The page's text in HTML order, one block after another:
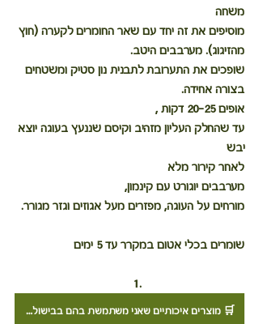
משחה
מוסיפים את זה יחד עם שאר החומרים לקערה (חוץ
מהזיגוג). מערבבים היטב.
שופכים את התערובת לתבנית נון סטיק ומשטחים
בצורה אחידה. ⁣
אופים 20-25 דקות ⁣,
עד שהחלק העליון מזהיב וקיסם שננעץ בעוגה יוצא
יבש
לאחר קירור מלא
מערבבים יוגורט עם קינמון,
מורחים על העוגה, מפזרים מעל אגוזים וגזר מגורר. ⁣
שומרים בכלי אטום במקרר עד 5 ימים
🛒 מוצרים איכותיים שאני משתמשת בהם בבישול? לחצו כאן לעמוד ההנחות שלי